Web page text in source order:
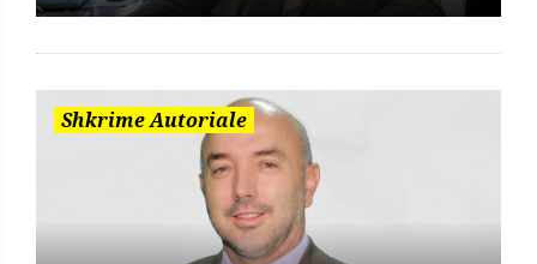
Shkrime Autoriale